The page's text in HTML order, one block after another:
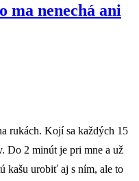
ma nenechá ani
rukách. Kojí sa každých 15
Do 2 minút je pri mne a už
kašu urobiť aj s ním, ale to